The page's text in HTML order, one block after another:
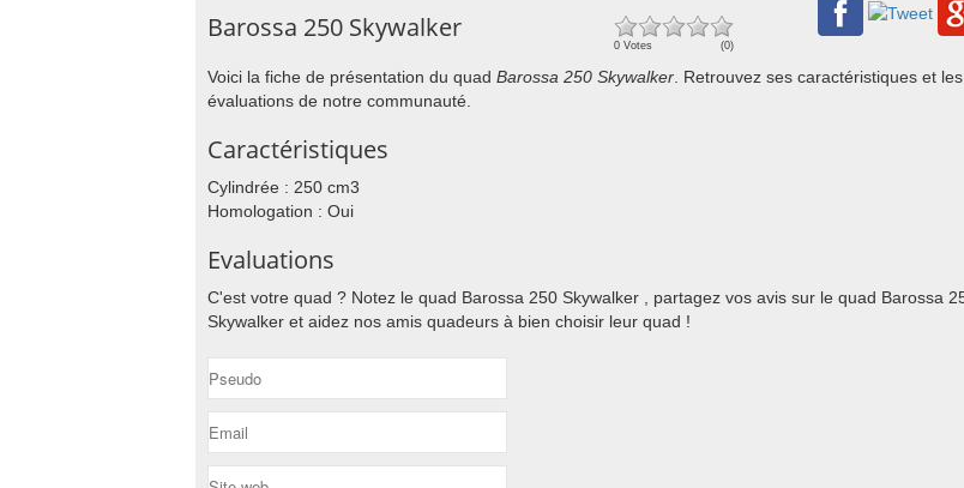
Barossa 250 Skywalker
0 Votes (0)
Voici la fiche de présentation du quad Barossa 250 Skywalker . Retrouvez ses caractéristiques et les
évaluations de notre communauté.
Caractéristiques
Cylindrée : 250 cm3
Homologation : Oui
Evaluations
C'est votre quad ? Notez le quad Barossa 250 Skywalker , partagez vos avis sur le quad Barossa
Skywalker et aidez nos amis quadeurs à bien choisir leur quad !